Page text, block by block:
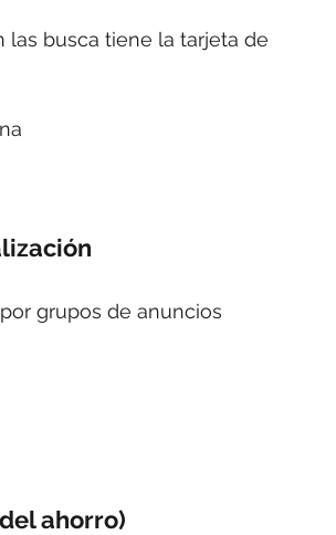
las busca tiene la tarjeta de
grupos de anuncios
ahorro)